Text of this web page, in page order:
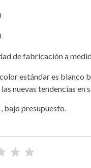
de fabricación a
estándar es blanco
nuevas tendencias en
, bajo presupuesto.